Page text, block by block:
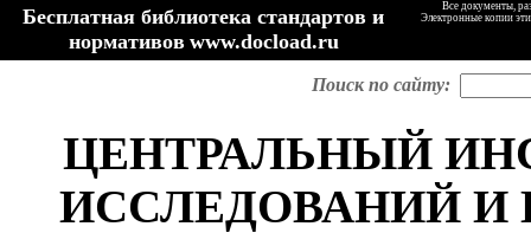
Бесплатная библиотека стандартов и
нормативов www.docload.ru
Все документы,
Электронные копии
Поиск по сайту:
ЦЕНТРАЛЬНЫЙ
ИССЛЕДОВАНИЙ И